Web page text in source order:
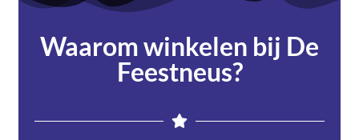
Waarom winkelen bij De
Feestneus?